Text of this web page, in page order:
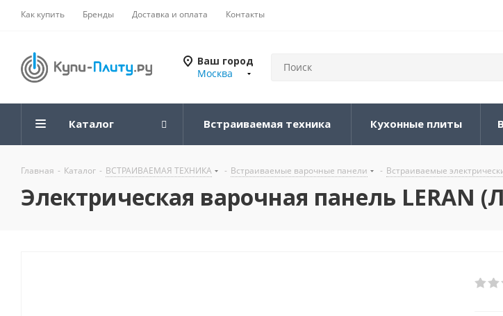
Как купить Бренды Доставка и оплата Контакты
Ваш город
Москва
Каталог Встраиваемая техника Кухонные плиты
Главная - Каталог - ВСТРАИВАЕМАЯ ТЕХНИКА - Встраиваемые варочные панели - Встраиваемые
Электрическая варочная панель LERAN